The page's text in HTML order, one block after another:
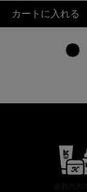
ジング ジェル CL
カートに入れる
会員の方